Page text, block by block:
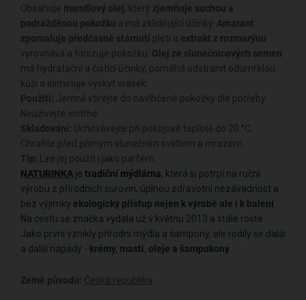
Obsahuje mandlový olej, který zjemňuje suchou a
podrážděnou pokožku a má zklidňující účinky. Amarant
zpomaluje předčasné stárnutí pleti a extrakt z rozmarýnu
vyrovnává a tonizuje pokožku. Olej ze slunečnicových semen
má hydratační a čistící účinky, pomáhá odstranit odumřelou
kůži a eliminuje výskyt vrásek.
Použití: Jemně vtírejte do navlhčené pokožky dle potřeby.
Neužívejte vnitřně.
Skladování: Uchovávejte při pokojové teplotě do 20 °C.
Chraňte před přímým slunečním světlem a mrazem.
Tip: Lze jej použít i jako parfém.
NATURINKA je tradiční mýdlárna, která si potrpí na ruční
výrobu z přírodních surovin, úplnou zdravotní nezávadnost a
bez výjimky ekologický přístup nejen k výrobě ale i k balení
Na cestu se značka vydala už v květnu 2013 a stále roste.
Jako první vznikly přírodní mýdla a šampony, ale rodily se další
a další nápady - krémy, masti, oleje a šampukony
Země původu: Česká republika